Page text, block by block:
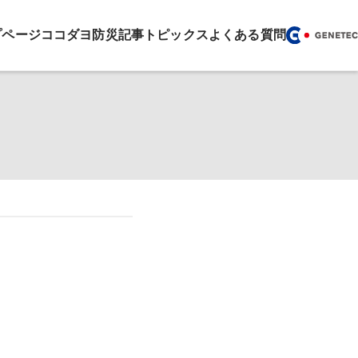
ージココダヨ 防災記事 トピックスよくある質問